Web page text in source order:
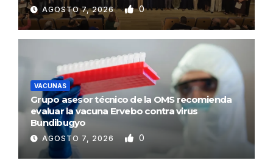
AGOSTO 7, 2026 0
VACUNAS
Grupo asesor técnico de la OMS recomienda
evaluar la vacuna Ervebo contra virus
Bundibugyo
AGOSTO 7, 2026 0